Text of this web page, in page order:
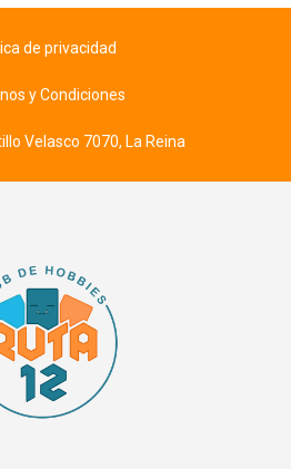
de privacidad
y Condiciones
Velasco 7070, La Reina